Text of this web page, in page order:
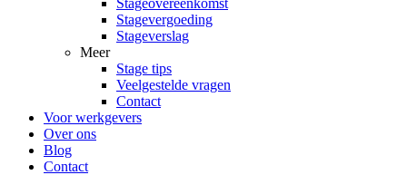
Stageovereenkomst
Stagevergoeding
Stageverslag
Meer
Stage tips
Veelgestelde vragen
Contact
Voor werkgevers
Over ons
Blog
Contact